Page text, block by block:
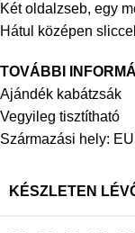
Két oldalzseb, egy
Hátul középen
TOVÁBBI
Ajándék kabátzsák
Vegyileg tisztítható
Származási hely: EU
KÉSZLETEN